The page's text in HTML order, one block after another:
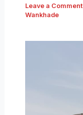
Leave a Comment
Wankhade